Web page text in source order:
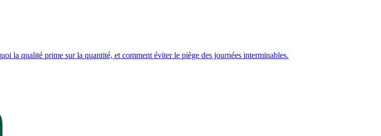
la qualité prime sur la quantité, et comment éviter le piège des journées interminables.